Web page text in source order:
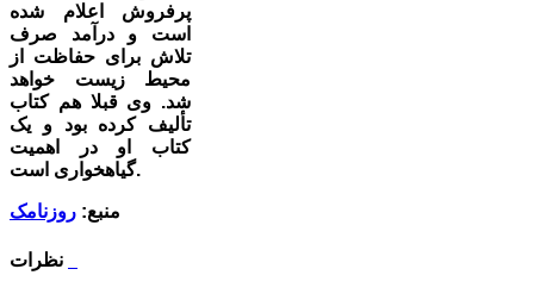
پرفروش اعلام شده
است و درآمد صرف
تلاش برای حفاظت از
محیط زیست خواهد
شد. وی قبلا هم کتاب
تألیف کرده بود و یک
کتاب او در اهمیت
گیاهخواری است.
منبع: روزنامک